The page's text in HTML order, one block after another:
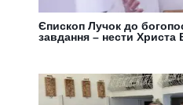
Єпископ Лучок до
завдання – нести Христа